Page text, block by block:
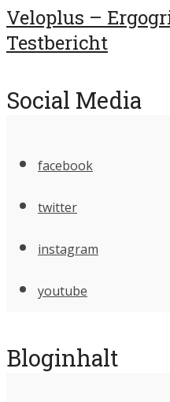
Veloplus –
Testbericht
Social Media
facebook
twitter
instagram
youtube
Bloginhalt